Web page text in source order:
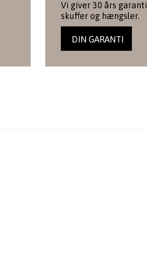
Vi giver 30 års
skuffer og hængsler.
DIN GARANTI